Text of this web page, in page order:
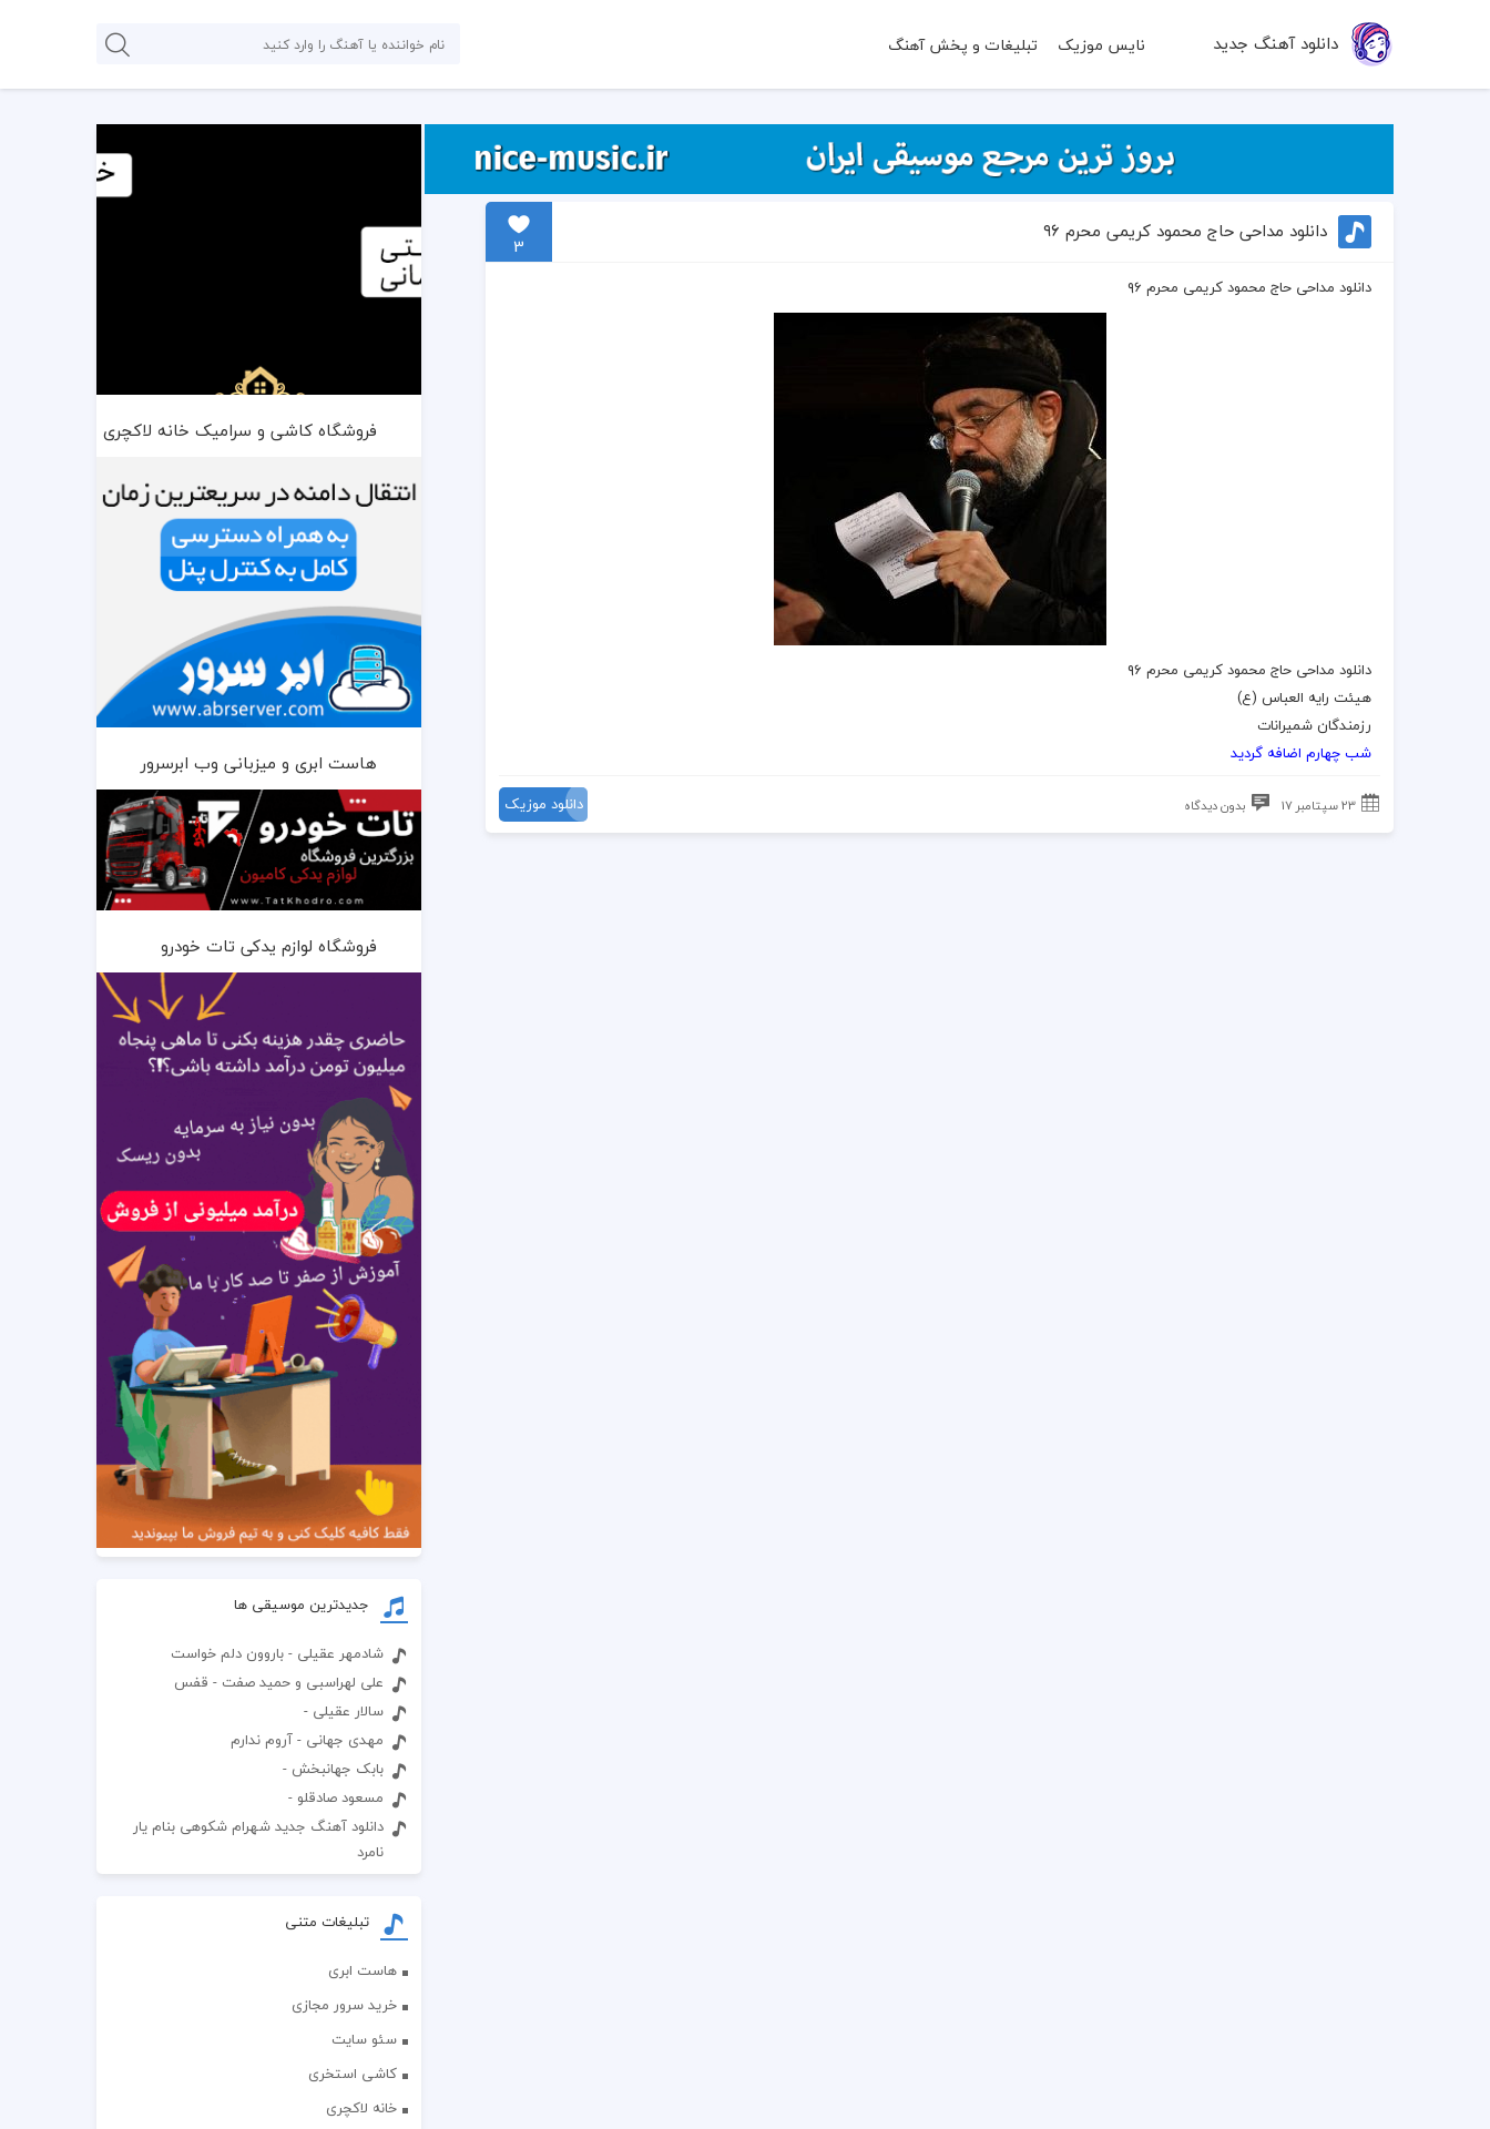
دانلود آهنگ جدید نایس موزیک تبلیغات و پخش آهنگ
دانلود مداحی حاج محمود کریمی محرم ۹۶
3
دانلود مداحی حاج محمود کریمی محرم ۹۶
دانلود مداحی حاج محمود کریمی محرم ۹۶
هیئت رایه العباس (ع)
رزمندگان شمیرانات
شب چهارم اضافه گردید
23 سپتامبر 17 بدون دیدگاه دانلود موزیک
فروشگاه کاشی و سرامیک خانه لاکچری
هاست ابری و میزبانی وب ابرسرور
فروشگاه لوازم یدکی تات خودرو
جدیدترین موسیقی ها
شادمهر عقیلی - باروون دلم خواست
علی لهراسبی و حمید صفت - قفس
سالار عقیلی -
مهدی جهانی - آروم ندارم
بابک جهانبخش -
مسعود صادقلو -
دانلود آهنگ جدید شهرام شکوهی بنام یار
نامرد
تبلیغات متنی
هاست ابری
خرید سرور مجازی
سئو سایت
کاشی استخری
خانه لاکچری